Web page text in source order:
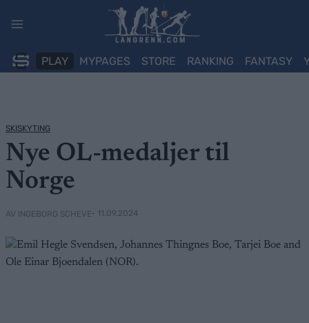
PLAY MYPAGES STORE RANKING FANTASY
SKISKYTING
Nye OL-medaljer til
Norge
AV INGEBORG SCHEVE• 11.09.2024